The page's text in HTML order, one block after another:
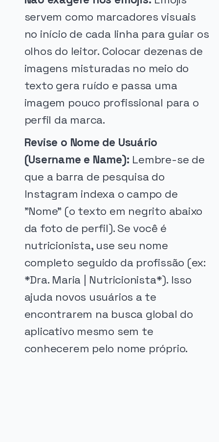
servem como marcadores visuais
no início de cada linha para guiar os
olhos do leitor. Colocar dezenas de
imagens misturadas no meio do
texto gera ruído e passa uma
imagem pouco profissional para o
perfil da marca.
Revise o Nome de Usuário
(Username e Name): Lembre-se de
que a barra de pesquisa do
Instagram indexa o campo de
"Nome" (o texto em negrito abaixo
da foto de perfil). Se você é
nutricionista, use seu nome
completo seguido da profissão (ex:
*Dra. Maria | Nutricionista*). Isso
ajuda novos usuários a te
encontrarem na busca global do
aplicativo mesmo sem te
conhecerem pelo nome próprio.